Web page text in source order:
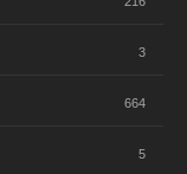
3
664
5